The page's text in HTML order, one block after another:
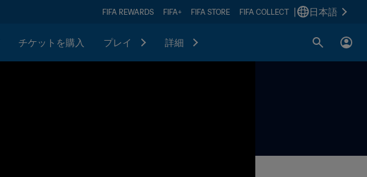
FIFA REWARDS FIFA+ FIFA STORE FIFA COLLECT 日本語
チケットを購入 プレイ 詳細